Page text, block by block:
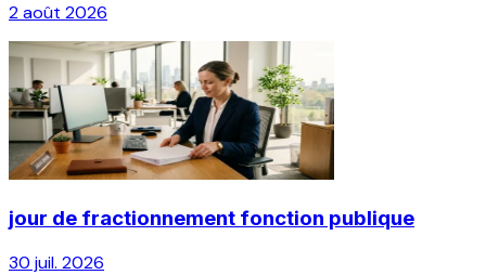
2 août 2026
jour de fractionnement fonction publique
30 juil. 2026